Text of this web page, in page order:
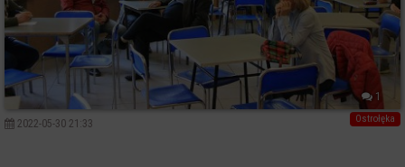
1
Ostrołęka
2022-05-30 21:33